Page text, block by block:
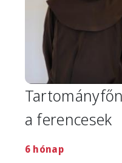
a ferencesek
6 hónap